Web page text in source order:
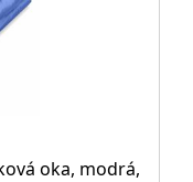
oka, modrá,